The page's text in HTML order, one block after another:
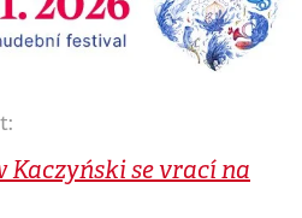
Kaczyński se vrací na